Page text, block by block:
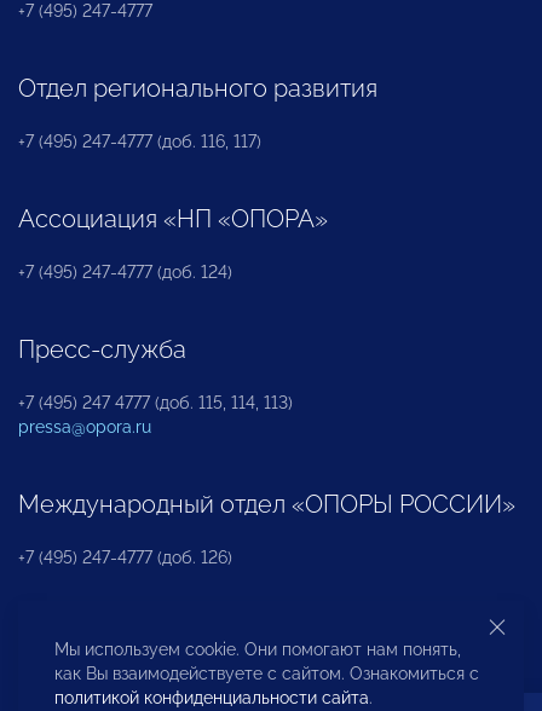
+7 (495) 247-4777
Отдел регионального развития
+7 (495) 247-4777 (доб. 116, 117)
Ассоциация «НП «ОПОРА»
+7 (495) 247-4777 (доб. 124)
Пресс-служба
+7 (495) 247 4777 (доб. 115, 114, 113)
pressa@opora.ru
Международный отдел «ОПОРЫ РОССИИ»
+7 (495) 247-4777 (доб. 126)
Бюро по защите прав предпринимателей и
инвесторов
Мы используем cookie. Они помогают нам понять,
как Вы взаимодействуете с сайтом. Ознакомиться с
политикой конфиденциальности сайта.